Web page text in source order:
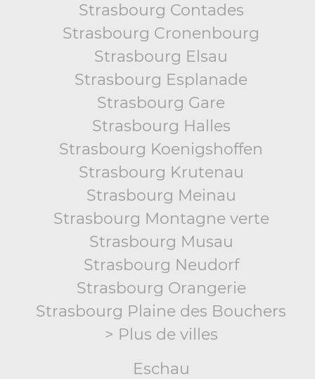
Strasbourg Contades
Strasbourg Cronenbourg
Strasbourg Elsau
Strasbourg Esplanade
Strasbourg Gare
Strasbourg Halles
Strasbourg Koenigshoffen
Strasbourg Krutenau
Strasbourg Meinau
Strasbourg Montagne verte
Strasbourg Musau
Strasbourg Neudorf
Strasbourg Orangerie
Strasbourg Plaine des Bouchers
> Plus de villes
Eschau